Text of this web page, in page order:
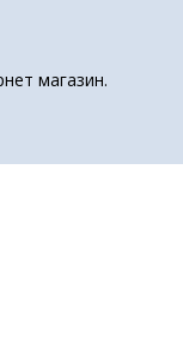
магазин.